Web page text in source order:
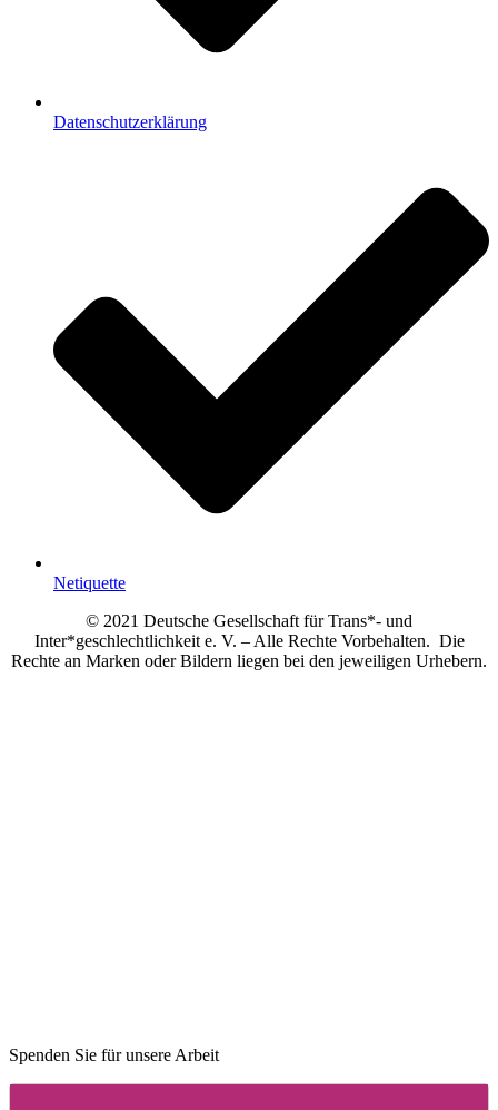
Datenschutzerklärung
Netiquette
© 2021 Deutsche Gesellschaft für Trans*- und
Inter*geschlechtlichkeit e. V. – Alle Rechte Vorbehalten. Die
Rechte an Marken oder Bildern liegen bei den jeweiligen Urhebern.
Spenden Sie für unsere Arbeit